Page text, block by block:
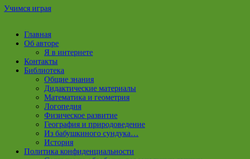
Учимся играя
Перейти
содержимому
Главная
Об авторе
Я в интернете
Контакты
Библиотека
Общие знания
Дидактические материалы
Математика и геометрия
Логопедия
Физическое развитие
География и природоведение
Из бабушкиного сундука…
История
Политика конфиденциальности